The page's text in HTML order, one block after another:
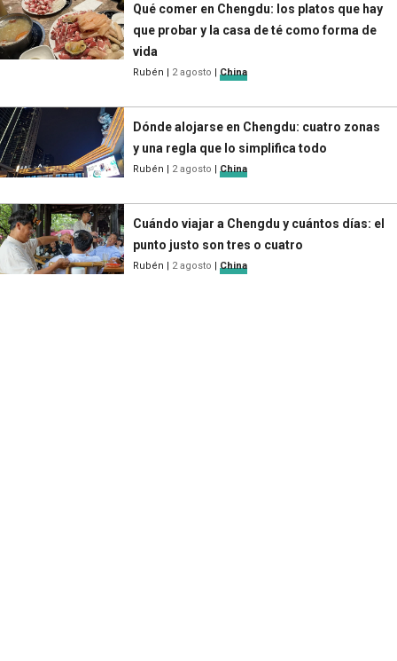
Qué comer en Chengdu: los platos que hay
que probar y la casa de té como forma de
vida
Rubén | 2 agosto | China
Dónde alojarse en Chengdu: cuatro zonas
y una regla que lo simplifica todo
Rubén | 2 agosto | China
Cuándo viajar a Chengdu y cuántos días: el
punto justo son tres o cuatro
Rubén | 2 agosto | China